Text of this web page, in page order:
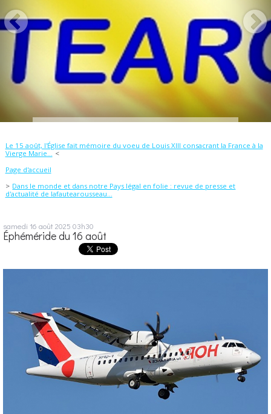
Le 15 août, l'Église fait mémoire du voeu de Louis XIII consacrant la France à la
Vierge Marie...
Page d'accueil
Dans le monde et dans notre Pays légal en folie : revue de presse et
d'actualité de lafautearousseau...
samedi 16 août 2025 03h30
Éphéméride du 16 août